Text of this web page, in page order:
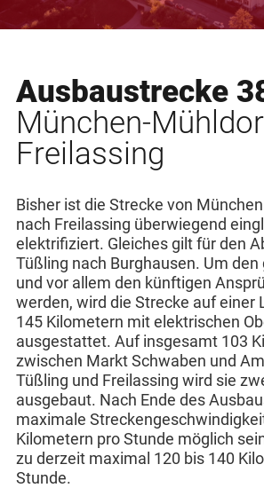
Ausbaustrecke
München-
Freilassing
Bisher ist die Strecke von
nach Freilassing überwiegend
elektrifiziert. Gleiches gilt für den
Tüßling nach Burghausen. Um
und vor allem den künftigen
werden, wird die Strecke auf einer
145 Kilometern mit elektrischen
ausgestattet. Auf insgesamt 103
zwischen Markt Schwaben und
Tüßling und Freilassing wird sie
ausgebaut. Nach Ende des
maximale
Kilometern pro Stunde möglich
zu derzeit maximal 120 bis 140
Stunde.